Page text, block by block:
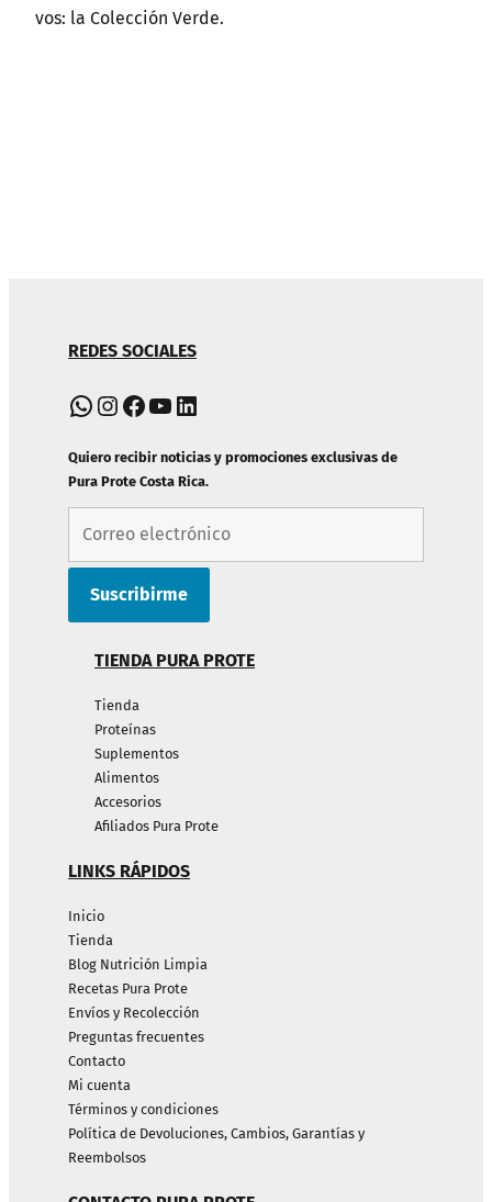
vos: la Colección Verde.
DE
PIE
DE
PÁGINA
REDES SOCIALES
WhatsApp Instagram Facebook YouTube LinkedIn
Quiero recibir noticias y promociones exclusivas de
Pura Prote Costa Rica.
TIENDA PURA PROTE
Tienda
Proteínas
Suplementos
Alimentos
Accesorios
Afiliados Pura Prote
LINKS RÁPIDOS
Inicio
Tienda
Blog Nutrición Limpia
Recetas Pura Prote
Envíos y Recolección
Preguntas frecuentes
Contacto
Mi cuenta
Términos y condiciones
Política de Devoluciones, Cambios, Garantías y
Reembolsos